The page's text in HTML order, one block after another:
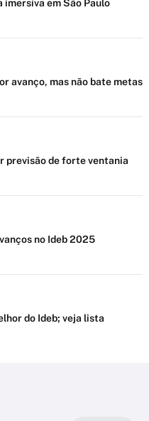
em São Paulo
avanço, mas não bate metas
previsão de forte ventania
no Ideb 2025
do Ideb; veja lista